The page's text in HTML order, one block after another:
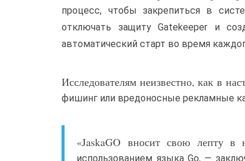
процесс, чтобы закрепиться в
отключать защиту Gatekeeper и
автоматический старт во время
Исследователям неизвестно, как в
фишинг или вредоносные рекламные
«JaskaGO вносит свою лепту в
использованием языка Go, —